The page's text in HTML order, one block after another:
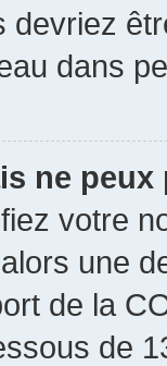
devriez
dans
ne peux
votre
une
de la
de